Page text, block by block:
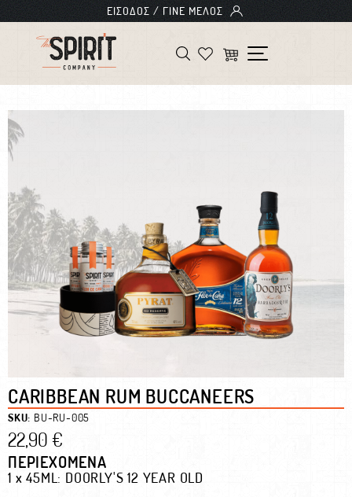
CARIBBEAN RUM BUCCANEERS
SKU: BU-RU-005
22,90€
ΠΕΡΙΕΧΟΜΕΝΑ
1 x45ML: DOORLY'S 12 YEAR OLD